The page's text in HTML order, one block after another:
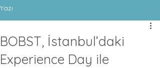
Yazı
BOBST, İstanbul’daki
Experience Day ile